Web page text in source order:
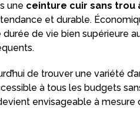
une ceinture cuir sans trou
et durable.
de vie bien supérieure
de trouver une variété
à tous les budgets
envisageable à